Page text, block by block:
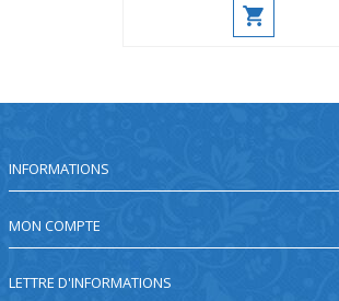
INFORMATIONS
MON COMPTE
LETTRE D'INFORMATIONS